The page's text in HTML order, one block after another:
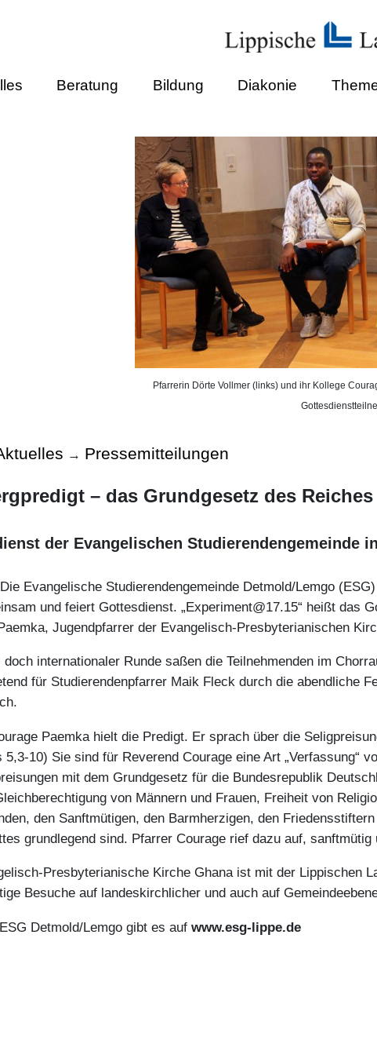
Beratung Bildung Diakonie
Pfarrerin Dörte Vollmer (links) und ihr Kollege
→ Pressemitteilungen
– das Grundgesetz des
der Evangelischen Studierendengemeinde
Evangelische Studierendengemeinde Detmold/Lemgo
und feiert Gottesdienst. „Experiment@17.15“ heißt das
Jugendpfarrer der Evangelisch-Presbyterianischen
doch internationaler Runde saßen die Teilnehmenden im
für Studierendenpfarrer Maik Fleck durch die abendliche
Paemka hielt die Predigt. Er sprach über die
5,3-10) Sie sind für Reverend Courage eine Art
mit dem Grundgesetz für die Bundesrepublik
von Männern und Frauen, Freiheit von
den Sanftmütigen, den Barmherzigen, den
grundlegend sind. Pfarrer Courage rief dazu auf,
Presbyterianische Kirche Ghana ist mit der Lippischen
Besuche auf landeskirchlicher und auch auf
Detmold/Lemgo gibt es auf www.esg-lippe.de